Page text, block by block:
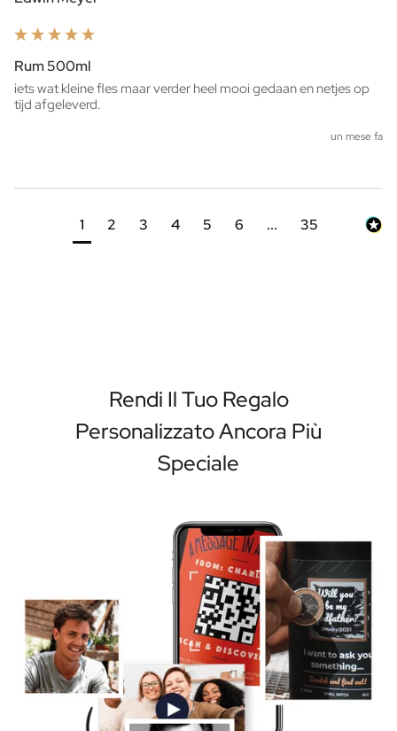
Rum 500ml
iets wat kleine fles maar verder heel mooi gedaan en netjes op
tijd afgeleverd.
un mese fa
1 2 3 4 5 6 ... 35
Rendi Il Tuo Regalo
Personalizzato Ancora Più
Speciale